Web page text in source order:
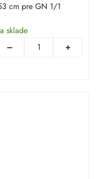
cm pre GN 1/1
sklade